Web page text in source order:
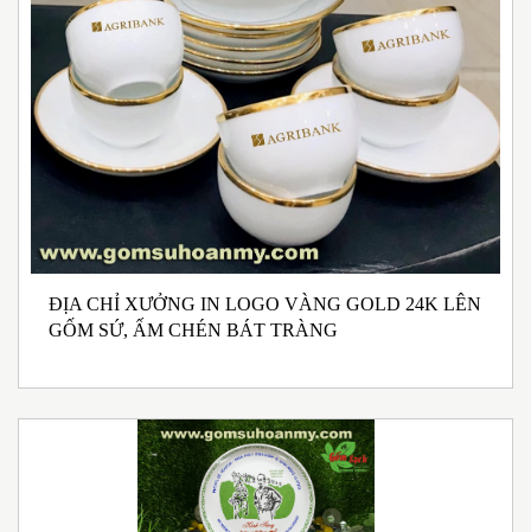
ĐỊA CHỈ XƯỞNG IN LOGO VÀNG GOLD 24K LÊN
GỐM SỨ, ẤM CHÉN BÁT TRÀNG